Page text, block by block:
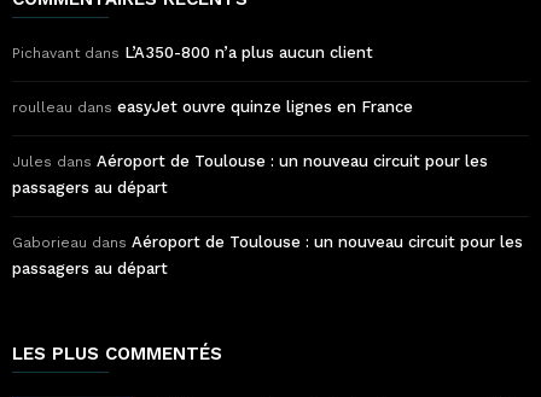
Pichavant dans L’A350-800 n’a plus aucun client
roulleau dans easyJet ouvre quinze lignes en France
Jules dans Aéroport de Toulouse : un nouveau circuit pour les
passagers au départ
Gaborieau dans Aéroport de Toulouse : un nouveau circuit pour les
passagers au départ
LES PLUS COMMENTÉS